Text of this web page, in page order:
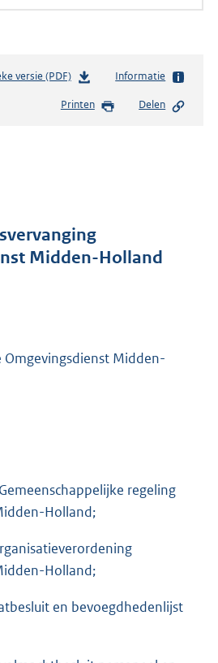
versie (PDF)b
s
r
o
3
Informatie
Printen Delen
Midden-Holland
Omgevingsdienst Midden-
regeling
Holland;
Holland;
en bevoegdhedenlijst